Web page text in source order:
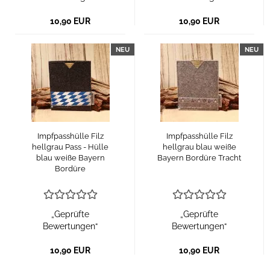
10,90 EUR 10,90 EUR
NEU
Impfpasshülle Filz
hellgrau Pass - Hülle
blau weiße Bayern
Bordüre
„Geprüfte
Bewertungen“
10,90 EUR
NEU
Impfpasshülle Filz
hellgrau blau weiße
Bayern Bordüre Tracht
„Geprüfte
Bewertungen“
10,90 EUR